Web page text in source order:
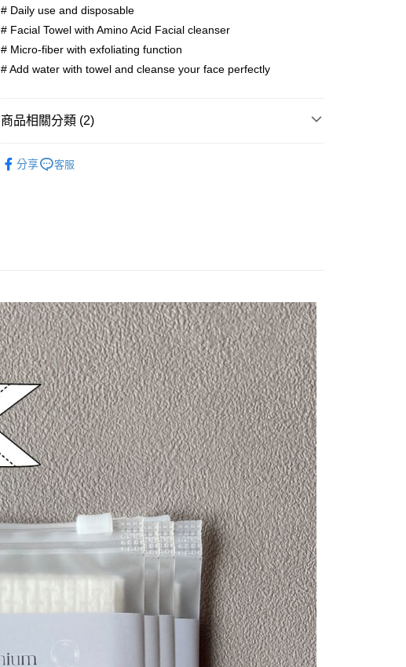
絡購買商品的店家。未經商家同意取消之訂單仍視為有效，需透過AFTEE
※ 交易是否成功請以「AFTEE先享後付 」之結帳頁面顯示為準，若有關於
是否繳費成功／繳費後需取消欲退款等相關疑問，請聯繫「AFTEE先享後
付客戶支援中心」
https://netprotections.freshdesk.com/support/home
交易，需依本服務之必要範圍內提供個人資料，並將交易相關給付款項請
https://aftee.tw/terms/#terms3
宅配離島
每筆NT$100，滿NT$600(含以上)免運費
# Daily use and disposable
# Facial Towel with Amino Acid Facial cleanser
# Micro-fiber with exfoliating function
# Add water with towel and cleanse your face perfectly
商品相關分類 (2)
分享 客服